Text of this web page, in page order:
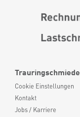
Trauringschmiede
Cookie Einstellungen
Kontakt
Jobs / Karriere